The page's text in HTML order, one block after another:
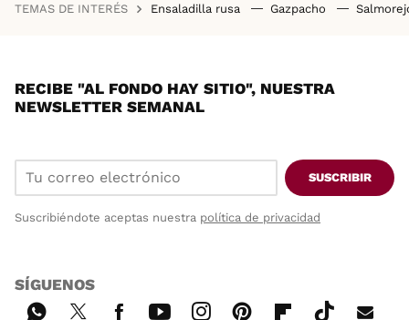
TEMAS DE INTERÉS Ensaladilla rusa Gazpacho
RECIBE "AL FONDO HAY SITIO", NUESTRA
NEWSLETTER SEMANAL
SUSCRIBIR
Suscribiéndote aceptas nuestra política de privacidad
SÍGUENOS